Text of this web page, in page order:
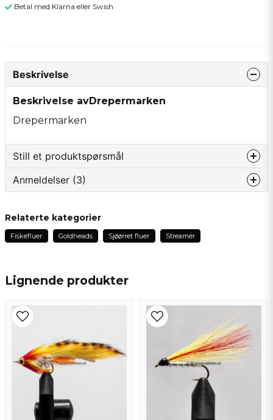
Betal med Klarna eller Swish
Lignende produkter
Beskrivelse
Beskrivelse avDrepermarken
Drepermarken
Still et produktspørsmål
question
Spør oss om noe om dette produktet...
Ja, du kan publisere spørsmålet mitt
Anmeldelser (3)
Werner
Ingvar
Relaterte kategorier
Fiskefluer Goldheads Sjøørret fluer Streamer